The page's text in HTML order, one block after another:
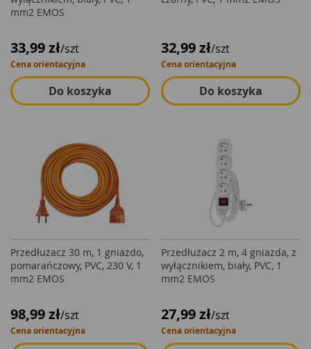
mm2 EMOS
33,99 zł/szt
Cena orientacyjna
Do koszyka
32,99 zł/szt
Cena orientacyjna
Do koszyka
Przedłużacz 30 m, 1 gniazdo,
pomarańczowy, PVC, 230 V, 1
mm2 EMOS
98,99 zł/szt
Cena orientacyjna
Przedłużacz 2 m, 4 gniazda, z
wyłącznikiem, biały, PVC, 1
mm2 EMOS
27,99 zł/szt
Cena orientacyjna